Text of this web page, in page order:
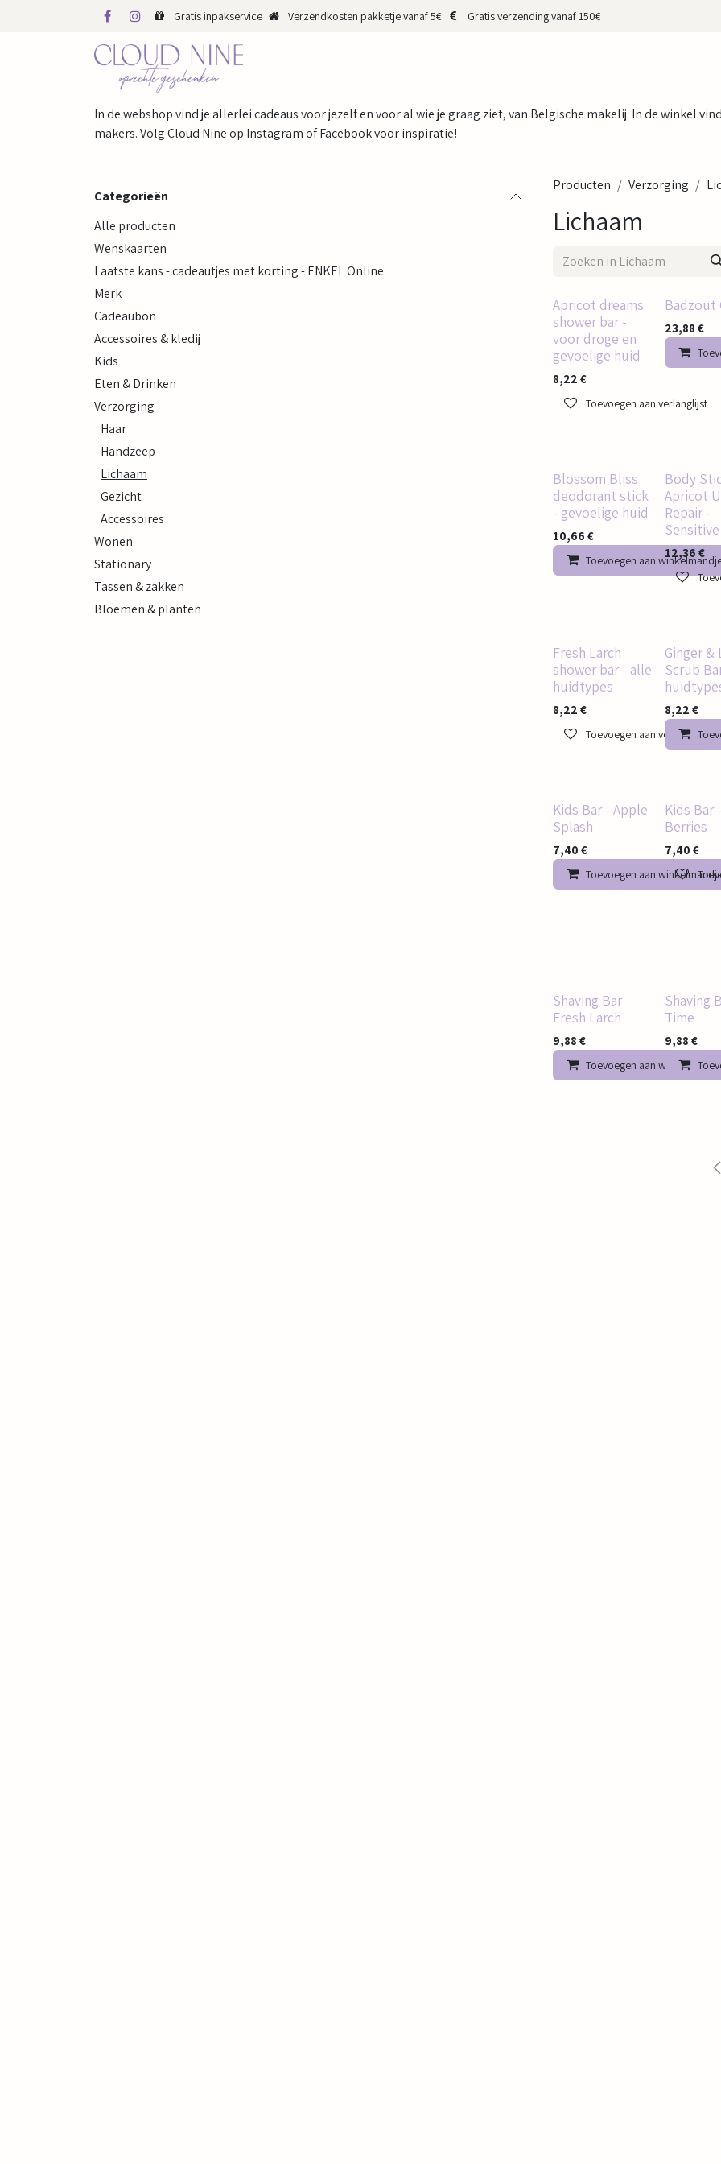
Overslaan naar inhoud Gratis inpakservice Verzendkosten pakketje vanaf 5€ Gratis verzending vanaf 150€
In de webshop vind je allerlei cadeaus voor jezelf en voor al wie je graag ziet, van Belgische makelij. In de winkel
makers. Volg Cloud Nine op Instagram of Facebook voor inspiratie!
Categorieën
Alle producten
Wenskaarten
Laatste kans - cadeautjes met korting - ENKEL Online
Merk
Cadeaubon
Accessoires & kledij
Kids
Eten & Drinken
Verzorging
Haar
Handzeep
Lichaam
Gezicht
Accessoires
Wonen
Stationary
Tassen & zakken
Bloemen & planten
Producten Verzorging
Lichaam
Apricot dreams
shower bar -
voor droge en
gevoelige huid
8,22 €
Toevoegen aan verlanglijst
Badzout
23,88 €
Blossom Bliss
deodorant stick
- gevoelige huid
10,66 €
Toevoegen aan
Body
Apricot
Repair -
Sensitive
12,36 €
Fresh Larch
shower bar - alle
huidtypes
8,22 €
Toevoegen aan verlanglijst
Ginger &
Scrub
8,22 €
Kids Bar - Apple
Splash
7,40 €
Toevoegen aan
Kids Bar
Berries
7,40 €
Shaving Bar
Fresh Larch
9,88 €
Toevoegen aan
Shaving
Time
9,88 €